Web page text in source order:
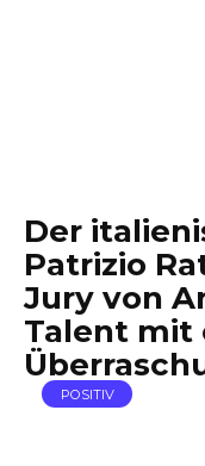
Der
Patrizio
Jury von
Talent mit
POSITIV